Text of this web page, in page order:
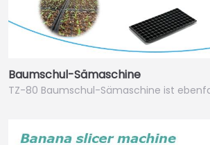
Baumschul-Sämaschine
TZ-80 Baumschul-Sämaschine ist